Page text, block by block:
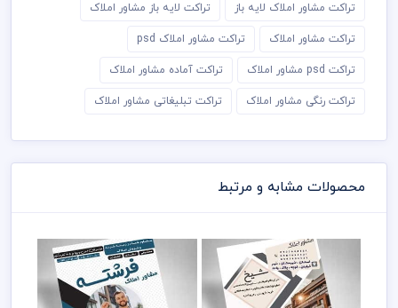
تراکت مشاور املاک لایه باز تراکت لایه باز مشاور املاک
تراکت مشاور املاک تراکت مشاور املاک psd
تراکت psd مشاور املاک تراکت آماده مشاور املاک
تراکت رنگی مشاور املاک تراکت تبلیغاتی مشاور املاک
محصولات مشابه و مرتبط